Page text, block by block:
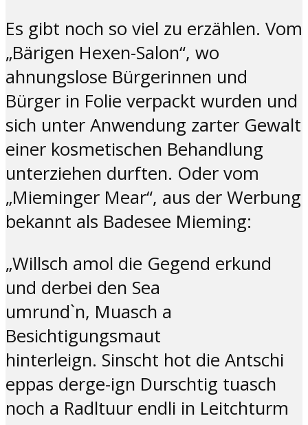
Es gibt noch so viel zu erzählen. Vom
„Bärigen Hexen-Salon“, wo
ahnungslose Bürgerinnen und
Bürger in Folie verpackt wurden und
sich unter Anwendung zarter Gewalt
einer kosmetischen Behandlung
unterziehen durften. Oder vom
„Mieminger Mear“, aus der Werbung
bekannt als Badesee Mieming:
„Willsch amol die Gegend erkund
und derbei den Sea
umrund`n, Muasch a
Besichtigungsmaut
hinterleign. Sinscht hot die Antschi
eppas derge-ign Durschtig tuasch
noch a Radltuur endli in Leitchturm